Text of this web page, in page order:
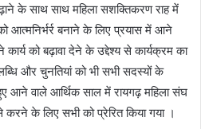
के साथ साथ महिला सशक्तिकरण राह में
आत्मनिर्भर्र बनाने के लिए प्रयास में आने
को बढ़ावा देने के उद्देश्य से कार्यक्रम का
और चुनतियां को भी सभी सदस्यों के
आने वाले आर्थिक साल में रायगढ़ महिला संघ
के लिए सभी को प्रेरित किया गया ।